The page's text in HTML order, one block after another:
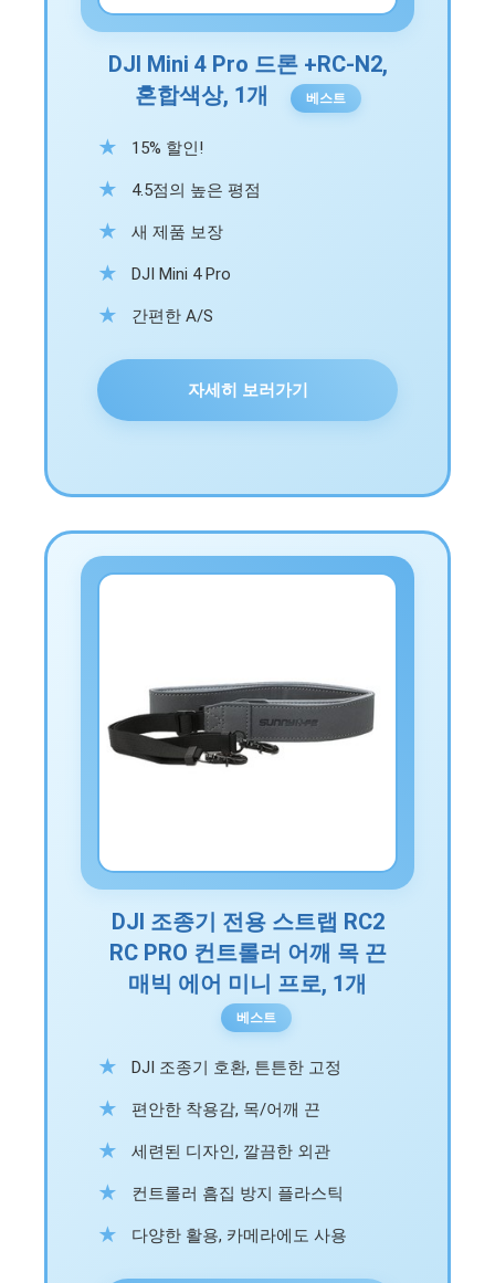
DJI Mini 4 Pro 드론 +RC-N2,
혼합색상, 1개
베스트
15% 할인!
4.5점의 높은 평점
새 제품 보장
DJI Mini 4 Pro
간편한 A/S
자세히 보러가기
DJI 조종기 전용 스트랩 RC2
RC PRO 컨트롤러 어깨 목 끈
매빅 에어 미니 프로, 1개
베스트
DJI 조종기 호환, 튼튼한 고정
편안한 착용감, 목/어깨 끈
세련된 디자인, 깔끔한 외관
컨트롤러 흠집 방지 플라스틱
다양한 활용, 카메라에도 사용